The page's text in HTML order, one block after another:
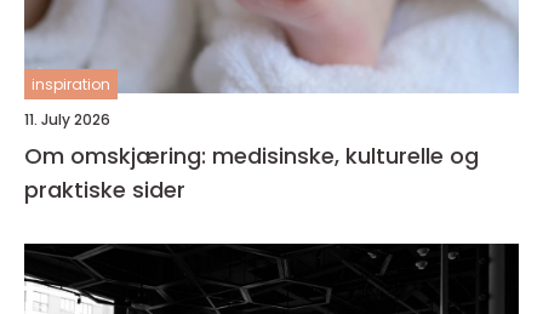
inspiration
11. July 2026
Om omskjæring: medisinske, kulturelle og
praktiske sider